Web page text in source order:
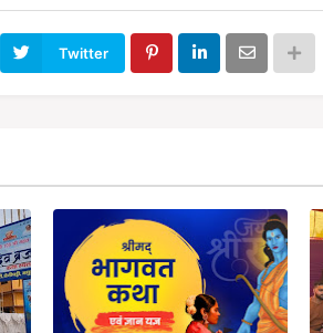
Twitter